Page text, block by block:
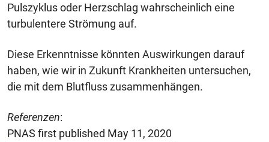
Pulszyklus oder Herzschlag wahrscheinlich eine
turbulentere Strömung auf.
Diese Erkenntnisse könnten Auswirkungen darauf
haben, wie wir in Zukunft Krankheiten untersuchen,
die mit dem Blutfluss zusammenhängen.
Referenzen:
PNAS first published May 11, 2020